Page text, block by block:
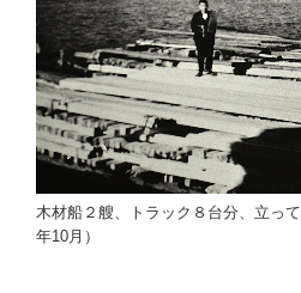
用途一覧
個人住宅
共同住宅
店舗・事務所
工場・倉庫
木材船２艘、トラック８台分、立っ
年10月）